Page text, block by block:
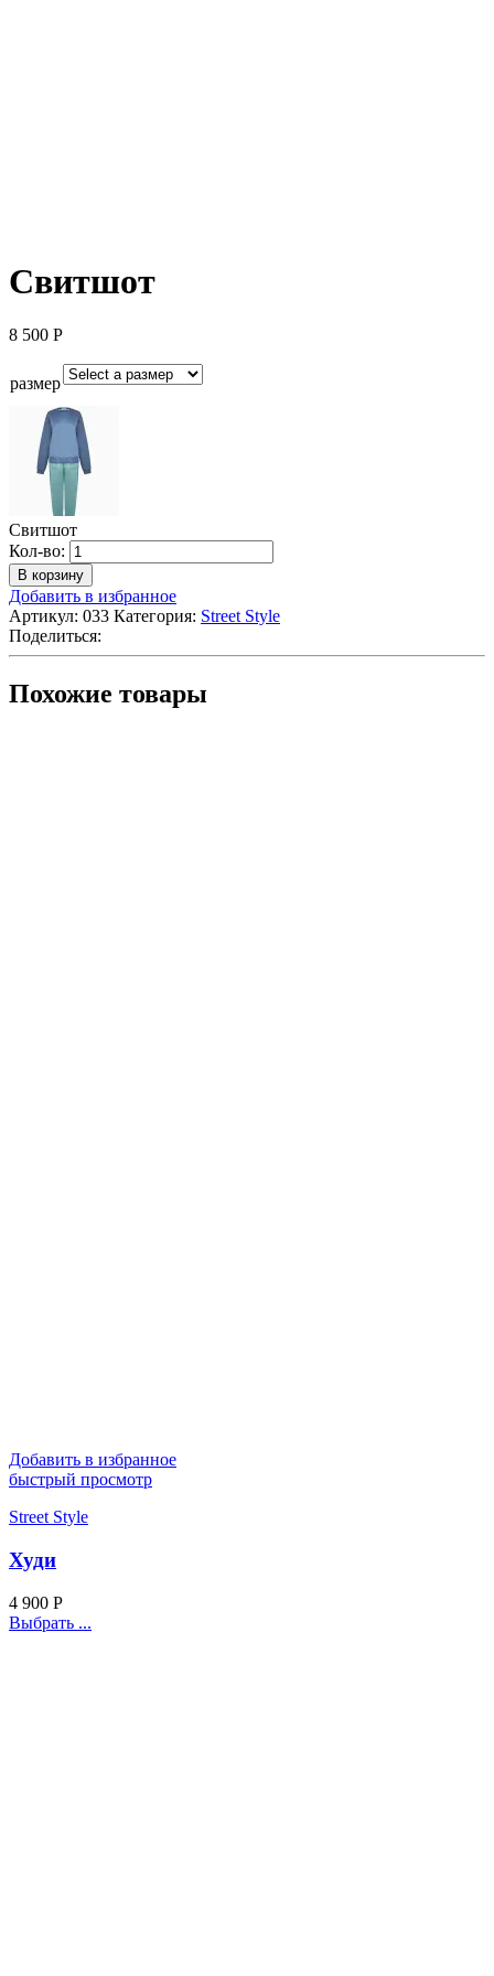
Свитшот
8 500 Р
размер
Свитшот
Кол-во: Количество
Свитшот
В корзину
Добавить в избранное
Артикул: 033 Категория: Street Style
Поделиться:
Похожие товары
Добавить в избранное
быстрый просмотр
Street Style
Худи
4 900 Р
Выбрать ...